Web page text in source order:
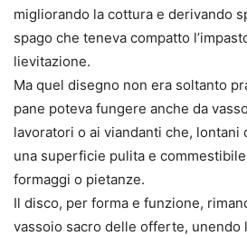
migliorando la cottura e derivando
spago che teneva compatto
lievitazione.
Ma quel disegno non era soltanto
pane poteva fungere anche da
lavoratori o ai viandanti che, lontani
una superficie pulita e
formaggi o pietanze.
Il disco, per forma e funzione,
vassoio sacro delle offerte, unendo